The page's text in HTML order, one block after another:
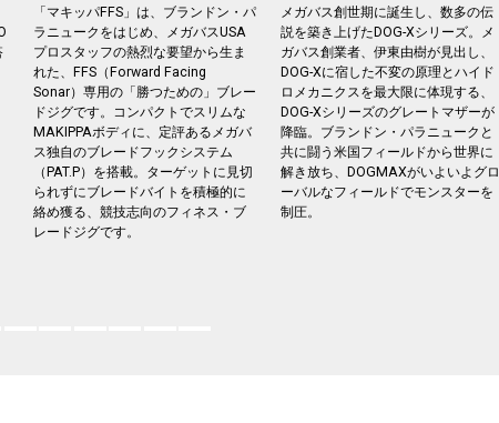
「マキッパFFS」は、ブランドン・パ
ラニュークをはじめ、メガバスUSA
プロスタッフの熱烈な要望から生ま
れた、FFS（Forward Facing
Sonar）専用の「勝つための」ブレー
ドジグです。コンパクトでスリムな
MAKIPPAボディに、定評あるメガバ
ス独自のブレードフックシステム
（PAT.P）を搭載。ターゲットに見切
られずにブレードバイトを積極的に
絡め獲る、競技志向のフィネス・ブ
レードジグです。
メガバス創世期に誕生し、数多の伝
説を築き上げたDOG-Xシリーズ。メ
ガバス創業者、伊東由樹が見出し、
DOG-Xに宿した不変の原理とハイド
ロメカニクスを最大限に体現する、
DOG-Xシリーズのグレートマザーが
降臨。ブランドン・パラニュークと
共に闘う米国フィールドから世界に
解き放ち、DOGMAXがいよいよグロ
ーバルなフィールドでモンスターを
制圧。